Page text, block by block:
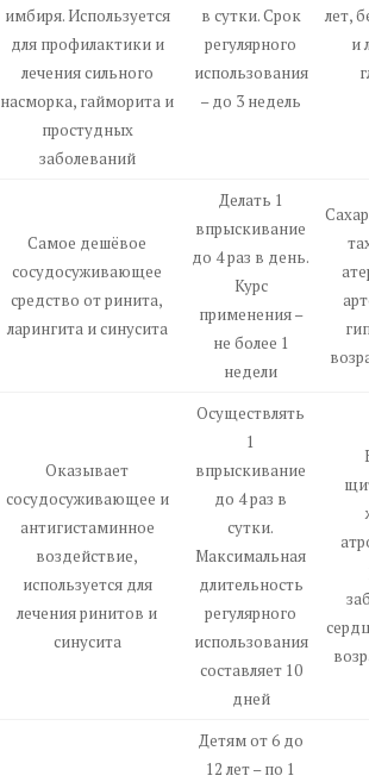
имбиря. Используется
для профилактики и
лечения сильного
насморка, гайморита и
простудных
заболеваний
в сутки. Срок
регулярного
использования
– до 3 недель
лет,
и
Самое дешёвое
сосудосуживающее
средство от ринита,
ларингита и синусита
Делать 1
впрыскивание
до 4 раз в день.
Курс
применения –
не более 1
недели
Оказывает
сосудосуживающее и
антигистаминное
воздействие,
используется для
лечения ринитов и
синусита
Осуществлять
1
впрыскивание
до 4 раз в
сутки.
Максимальная
длительность
регулярного
использования
составляет 10
дней
Детям от 6 до
12 лет – по 1